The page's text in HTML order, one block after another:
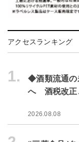
アクセスランキング
1.
◆酒類流通の
へ 酒税改正
2026.08.08